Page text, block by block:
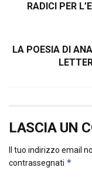
RADICI PER
LA POESIA DI
LASCIA UN
Il tuo indirizzo email
contrassegnati *